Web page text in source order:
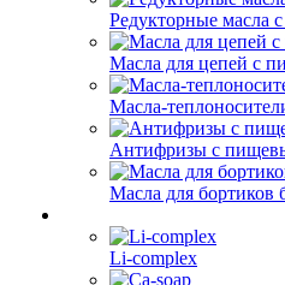
Редукторные масла
Масла для цепей с
Масла-
Антифризы с
Масла для бортиков
Li-complex